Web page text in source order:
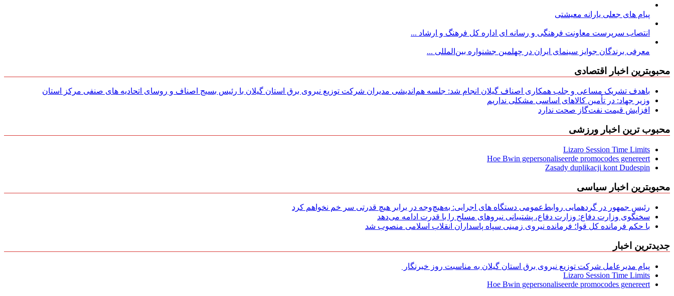
پیام های جعلی یارانه معیشتی
انتصاب سرپرست معاونت فرهنگی و رسانه ای اداره کل فرهنگ و ارشاد ...
معرفی برندگان جوایز سینمای ایران در چهلمین جشنواره بین‌المللی ...
محبوبترین اخبار اقتصادی
باهدف تشریک مساعی و جلب همکاری اصناف گیلان انجام شد: جلسه هم‌اندیشی مدیران شركت توزیع نیروی برق استان گیلان با رئیس بسیج اصناف و روسای اتحادیه های صنفی مركز استان
وزیر جهاد: در تأمین کالاهای اساسی مشکلی نداریم
افزایش قیمت نفت‌گاز صحت ندارد
محبوب ترین اخبار ورزشی
Lizaro Session Time Limits
Hoe Bwin gepersonaliseerde promocodes genereert
Zasady duplikacji kont Dudespin
محبوبترین اخبار سیاسی
رئیس جمهور در گردهمایی روابط‌عمومی دستگاه های اجرایی: به‌هیچ‌وجه در برابر هیچ قدرتی سر خم نخواهم کرد
سخنگوی وزارت دفاع: وزارت دفاع، پشتیبانی نیرو‌های مسلح را با قدرت ادامه می‌دهد
با حکم فرمانده کل قوا؛ فرمانده نیروی زمینی سپاه پاسداران انقلاب اسلامی منصوب شد
جدیدترین اخبار
پیام مدیرعامل شركت توزیع نیروی برق استان گیلان به مناسبت روز خبرنگار ‌
Lizaro Session Time Limits
Hoe Bwin gepersonaliseerde promocodes genereert